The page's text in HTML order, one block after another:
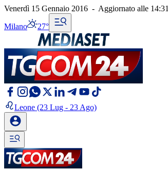
Venerdì 15 Gennaio 2016 - Aggiornato alle 14:31
Milano 27°
Leone (23 Lug - 23 Ago)